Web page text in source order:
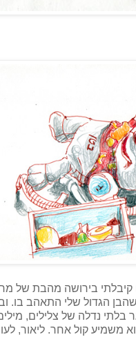
בירושה מהבת של
שהבן הגדול שלי התאהב בו.
נדלה של צלילים, מילים
משמיע קול אחר. ליאור,